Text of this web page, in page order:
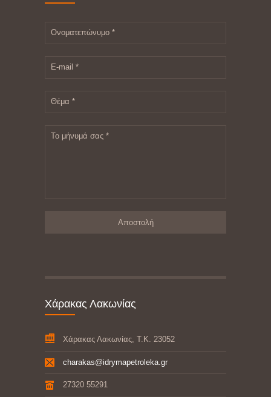
Ονοματεπώνυμο *
E-mail *
Θέμα *
Το μήνυμά σας *
Χάρακας Λακωνίας
Χάρακας Λακωνίας, Τ.Κ. 23052
charakas@idrymapetroleka.gr
27320 55291